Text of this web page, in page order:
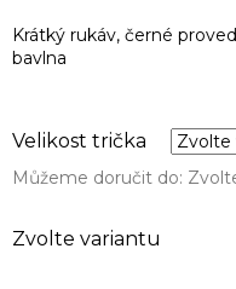
Zvolte variantu
Velikost trička
Můžeme doručit do:
Krátký rukáv, černé
bavlna